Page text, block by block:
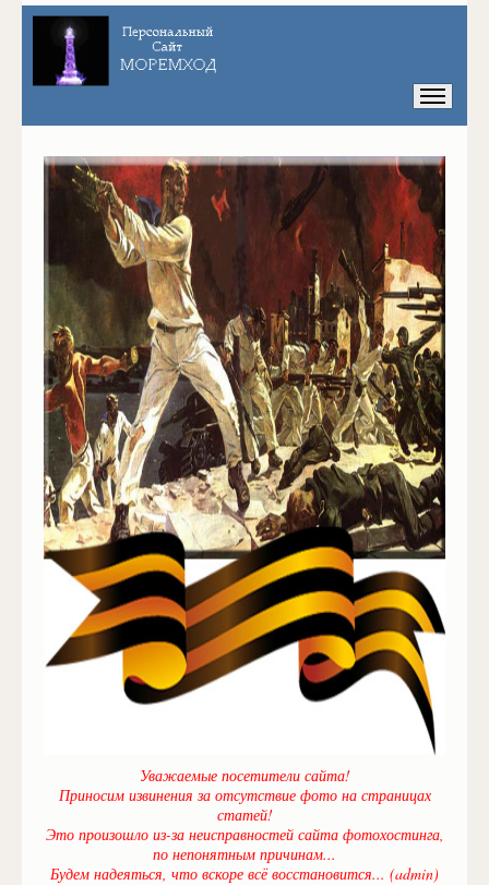
Уважаемые посетители сайта!
Приносим извинения за отсутствие фото на страницах
статей!
Это произошло из-за неисправностей сайта фотохостинга,
по непонятным причинам...
Будем надеяться, что вскоре всё восстановится... (admin)